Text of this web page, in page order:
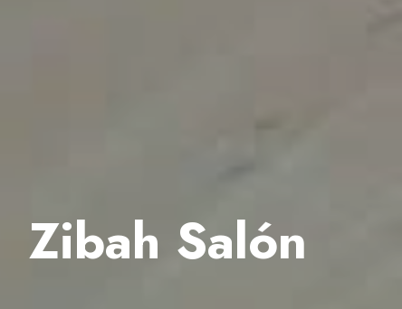
Zibah Salón